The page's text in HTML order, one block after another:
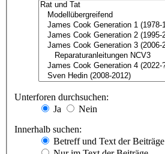
Unterforen durchsuchen:
Ja
Nein
Innerhalb suchen:
Betreff und Text der Beiträge